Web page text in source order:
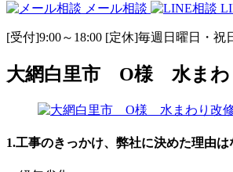
メール相談
[受付]9:00～18:00 [定休]毎週日曜日・祝
大網白里市 O様 水まわ
1.工事のきっかけ、弊社に決めた理由は